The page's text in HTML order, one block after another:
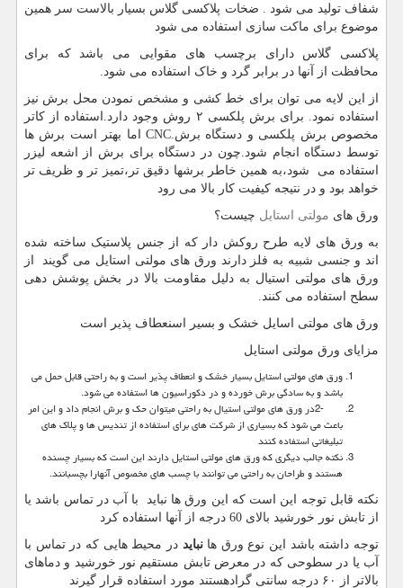
شفاف تولید می شود . ضخات پلاکسی گلاس بسیار بالاست سر همین
موضوع برای ماکت سازی استفاده می شود
پلاکسی گلاس دارای برچسب های مقوایی می باشد که برای
محافظت از آنها در برابر گرد و خاک استفاده می شود.
از این لایه می توان برای خط کشی و مشخص نمودن محل برش نیز
استفاده نمود. برای برش پلکسی ۲ روش وجود دارد.استفاده از کاتر
مخصوص برش پلکسی و دستگاه برش CNC.
اما بهتر است برش ها
توسط دستگاه انجام شود.چون در دستگاه برای برش از اشعه لیزر
استفاده می شود،به همین خاطر برشها دقیق تر،تمیز تر و ظریف تر
خواهد بود و در نتیجه کیفیت کار بالا می رود
ورق های مولتی استایل چیست؟
به ورق های لایه طرح روکش دار که از جنس پلاستیک ساخته شده
اند و جنسی شبیه به فلز دارند ورق های مولتی استایل می گویند از
ورق های مولتی استیال به دلیل مقاومت بالا در بخش پوشش دهی
سطح استفاده می کنند.
ورق های مولتی اسایل خشک و بسیر اسنعطاف پذیر است
مزایای ورق مولتی استایل
ورق های مولتی استایل بسیار خشک و انعطاف پذیر است و به راحتی قابل حمل می
باشد و به سادگی برش خورده و در دکوراسیون ها استفاده می شود.
2-در ورق های مولتی استیال به راحتی میتوان حک و برش انجام داد و این امر
باعث می شود که بسیاری از شرکت های برای استفاده از تندیس ها و پلاک های
تبلیغاتی استفاده کنند
نکته جالب دیگری که ورق های مولتی استایل دارند این است که بسیار چسنده
هستند و طراحان به راحتی می توانند با چسب های مخصوص آنهارا بچسبانند.
نکته قابل توجه این است که این ورق ها نباید با آب در تماس باشد یا
از تابش نور خورشید بالای 60 درجه از آنها استفاده کرد
توجه داشته باشد این نوع ورق هانباید در محیط هایی که در تماس با
آب یا در سطوحی که در معرض تابش مستقیم نور خورشید و دماهای
بالاتر از ۶۰ درجه سانتی گرادهستند مورد استفاده قرار گیرند